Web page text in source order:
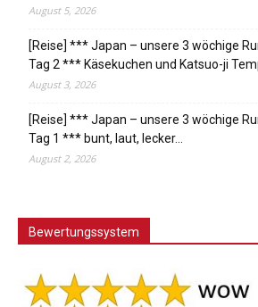
August 5, 2026
[Reise] *** Japan – unsere 3 wöchige
Tag 2 *** Käsekuchen und Katsuo-ji
August 3, 2026
[Reise] *** Japan – unsere 3 wöchige
Tag 1 *** bunt, laut, lecker…
August 2, 2026
Bewertungssystem